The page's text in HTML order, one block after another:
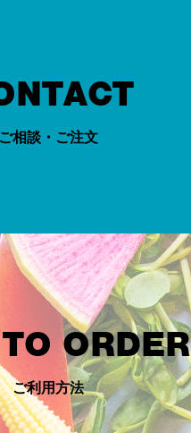
ご相談・ご注文
ORDER
ご利用方法